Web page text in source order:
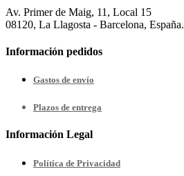
Av. Primer de Maig, 11, Local 15
08120, La Llagosta - Barcelona, España.
Información pedidos
Gastos de envío
Plazos de entrega
Información Legal
Política de Privacidad